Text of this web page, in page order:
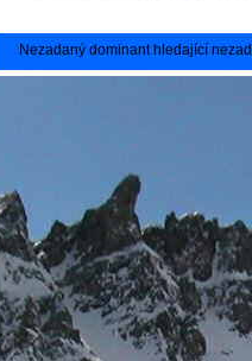
Nezadaný dominant hledající